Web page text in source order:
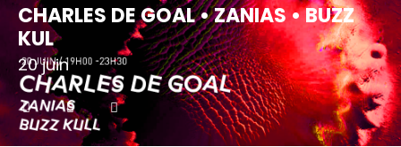
CHARLES DE GOAL • ZANIAS • BUZZ
KUL
20 juin